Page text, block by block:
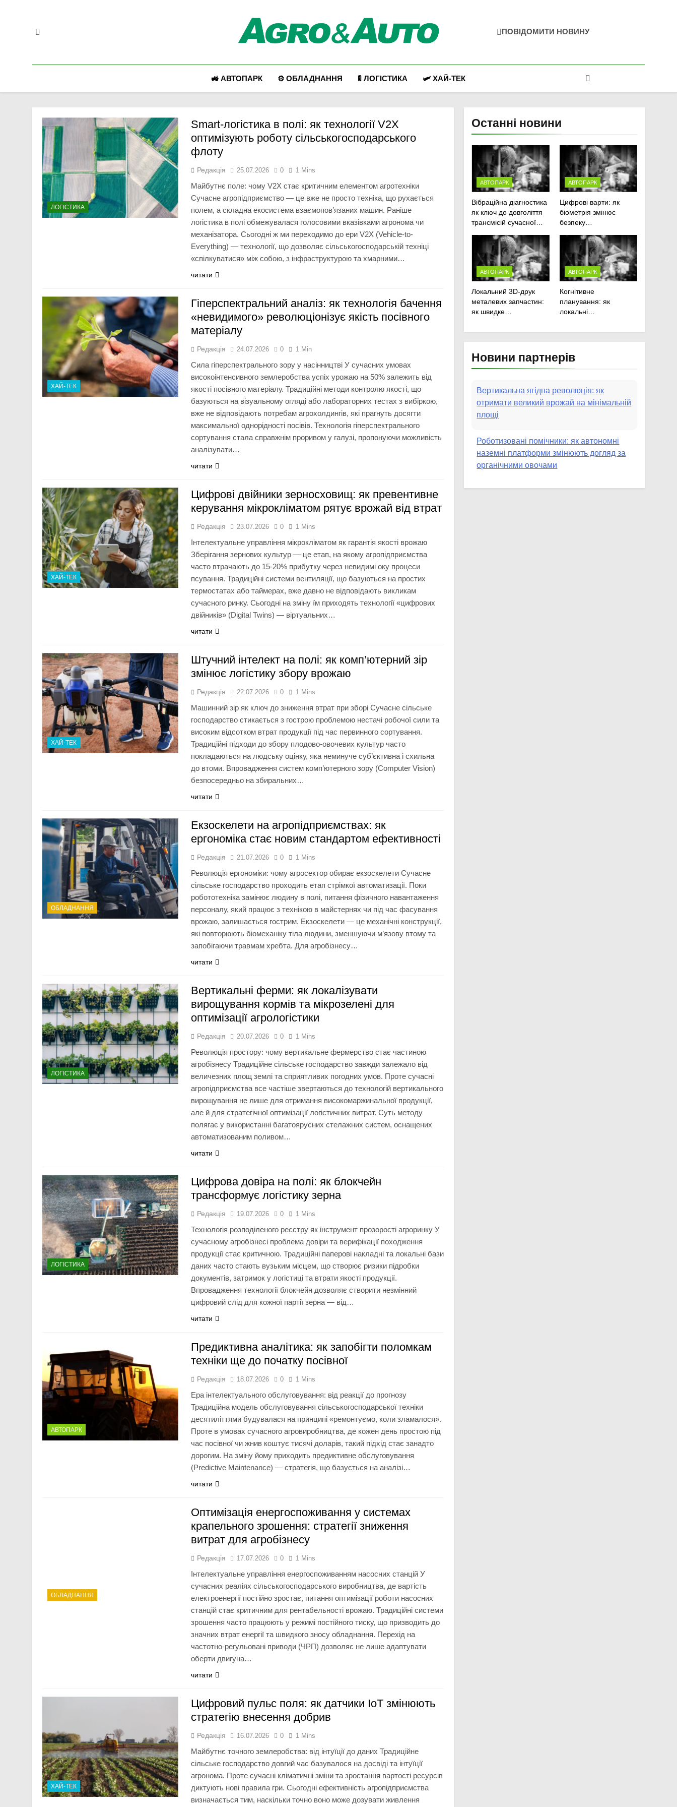
Agro & Auto
ПОВІДОМИТИ НОВИНУ
🚜 АВТОПАРК ⚙️ ОБЛАДНАННЯ 🚦 ЛОГІСТИКА 🛩️ ХАЙ-ТЕК
ЛОГІСТИКА
Smart-логістика в полі: як технології V2X
оптимізують роботу сільськогосподарського
флоту
Редакція 25.07.2026 0 1 Mins
Майбутнє поле: чому V2X стає критичним елементом агротехніки
Сучасне агропідприємство — це вже не просто техніка, що рухається
полем, а складна екосистема взаємопов’язаних машин. Раніше
логістика в полі обмежувалася голосовими вказівками агронома чи
механізатора. Сьогодні ж ми переходимо до ери V2X (Vehicle-to-
Everything) — технології, що дозволяє сільськогосподарській техніці
«спілкуватися» між собою, з інфраструктурою та хмарними…
читати
ХАЙ-ТЕК
Гіперспектральний аналіз: як технологія бачення
«невидимого» революціонізує якість посівного
матеріалу
Редакція 24.07.2026 0 1 Min
Сила гіперспектрального зору у насінництві У сучасних умовах
високоінтенсивного землеробства успіх урожаю на 50% залежить від
якості посівного матеріалу. Традиційні методи контролю якості, що
базуються на візуальному огляді або лабораторних тестах з вибіркою,
вже не відповідають потребам агрохолдингів, які прагнуть досягти
максимальної однорідності посівів. Технологія гіперспектрального
сортування стала справжнім проривом у галузі, пропонуючи можливість
аналізувати…
читати
ХАЙ-ТЕК
Цифрові двійники зерносховищ: як превентивне
керування мікрокліматом рятує врожай від втрат
Редакція 23.07.2026 0 1 Mins
Інтелектуальне управління мікрокліматом як гарантія якості врожаю
Зберігання зернових культур — це етап, на якому агропідприємства
часто втрачають до 15-20% прибутку через невидимі оку процеси
псування. Традиційні системи вентиляції, що базуються на простих
термостатах або таймерах, вже давно не відповідають викликам
сучасного ринку. Сьогодні на зміну їм приходять технології «цифрових
двійників» (Digital Twins) — віртуальних…
читати
ХАЙ-ТЕК
Штучний інтелект на полі: як комп’ютерний зір
змінює логістику збору врожаю
Редакція 22.07.2026 0 1 Mins
Машинний зір як ключ до зниження втрат при зборі Сучасне сільське
господарство стикається з гострою проблемою нестачі робочої сили та
високим відсотком втрат продукції під час первинного сортування.
Традиційні підходи до збору плодово-овочевих культур часто
покладаються на людську оцінку, яка неминуче суб’єктивна і схильна
до втоми. Впровадження систем комп’ютерного зору (Computer Vision)
безпосередньо на збиральних…
читати
ОБЛАДНАННЯ
Екзоскелети на агропідприємствах: як
ергономіка стає новим стандартом ефективності
Редакція 21.07.2026 0 1 Mins
Революція ергономіки: чому агросектор обирає екзоскелети Сучасне
сільське господарство проходить етап стрімкої автоматизації. Поки
робототехніка замінює людину в полі, питання фізичного навантаження
персоналу, який працює з технікою в майстернях чи під час фасування
врожаю, залишається гострим. Екзоскелети — це механічні конструкції,
які повторюють біомеханіку тіла людини, зменшуючи м’язову втому та
запобігаючи травмам хребта. Для агробізнесу…
читати
ЛОГІСТИКА
Вертикальні ферми: як локалізувати
вирощування кормів та мікрозелені для
оптимізації агрологістики
Редакція 20.07.2026 0 1 Mins
Революція простору: чому вертикальне фермерство стає частиною
агробізнесу Традиційне сільське господарство завжди залежало від
величезних площ землі та сприятливих погодних умов. Проте сучасні
агропідприємства все частіше звертаються до технологій вертикального
вирощування не лише для отримання високомаржинальної продукції,
але й для стратегічної оптимізації логістичних витрат. Суть методу
полягає у використанні багатоярусних стелажних систем, оснащених
автоматизованим поливом…
читати
ЛОГІСТИКА
Цифрова довіра на полі: як блокчейн
трансформує логістику зерна
Редакція 19.07.2026 0 1 Mins
Технологія розподіленого реєстру як інструмент прозорості агроринку У
сучасному агробізнесі проблема довіри та верифікації походження
продукції стає критичною. Традиційні паперові накладні та локальні бази
даних часто стають вузьким місцем, що створює ризики підробки
документів, затримок у логістиці та втрати якості продукції.
Впровадження технології блокчейн дозволяє створити незмінний
цифровий слід для кожної партії зерна — від…
читати
АВТОПАРК
Предиктивна аналітика: як запобігти поломкам
техніки ще до початку посівної
Редакція 18.07.2026 0 1 Mins
Ера інтелектуального обслуговування: від реакції до прогнозу
Традиційна модель обслуговування сільськогосподарської техніки
десятиліттями будувалася на принципі «ремонтуємо, коли зламалося».
Проте в умовах сучасного агровиробництва, де кожен день простою під
час посівної чи жнив коштує тисячі доларів, такий підхід стає занадто
дорогим. На зміну йому приходить предиктивне обслуговування
(Predictive Maintenance) — стратегія, що базується на аналізі…
читати
ОБЛАДНАННЯ
Оптимізація енергоспоживання у системах
крапельного зрошення: стратегії зниження
витрат для агробізнесу
Редакція 17.07.2026 0 1 Mins
Інтелектуальне управління енергоспоживанням насосних станцій У
сучасних реаліях сільськогосподарського виробництва, де вартість
електроенергії постійно зростає, питання оптимізації роботи насосних
станцій стає критичним для рентабельності врожаю. Традиційні системи
зрошення часто працюють у режимі постійного тиску, що призводить до
значних втрат енергії та швидкого зносу обладнання. Перехід на
частотно-регульовані приводи (ЧРП) дозволяє не лише адаптувати
оберти двигуна…
читати
ХАЙ-ТЕК
Цифровий пульс поля: як датчики IoT змінюють
стратегію внесення добрив
Редакція 16.07.2026 0 1 Mins
Майбутнє точного землеробства: від інтуїції до даних Традиційне
сільське господарство довгий час базувалося на досвіді та інтуїції
агронома. Проте сучасні кліматичні зміни та зростання вартості ресурсів
диктують нові правила гри. Сьогодні ефективність агропідприємства
визначається тим, наскільки точно воно може дозувати живлення
Останні новини
АВТОПАРК
Вібраційна діагностика
як ключ до довголіття
трансмісій сучасної
АВТОПАРК
Цифрові варти: як
біометрія змінює
безпеку
АВТОПАРК
Локальний 3D-друк
металевих запчастин:
як швидке
посівну
АВТОПАРК
Когнітивне
планування: як
локальні
змінюють графіки
польових робіт
Новини партнерів
Вертикальна ягідна революція: як
отримати великий врожай на мінімальній
площі
Роботизовані помічники: як автономні
наземні платформи змінюють догляд за
органічними овочами